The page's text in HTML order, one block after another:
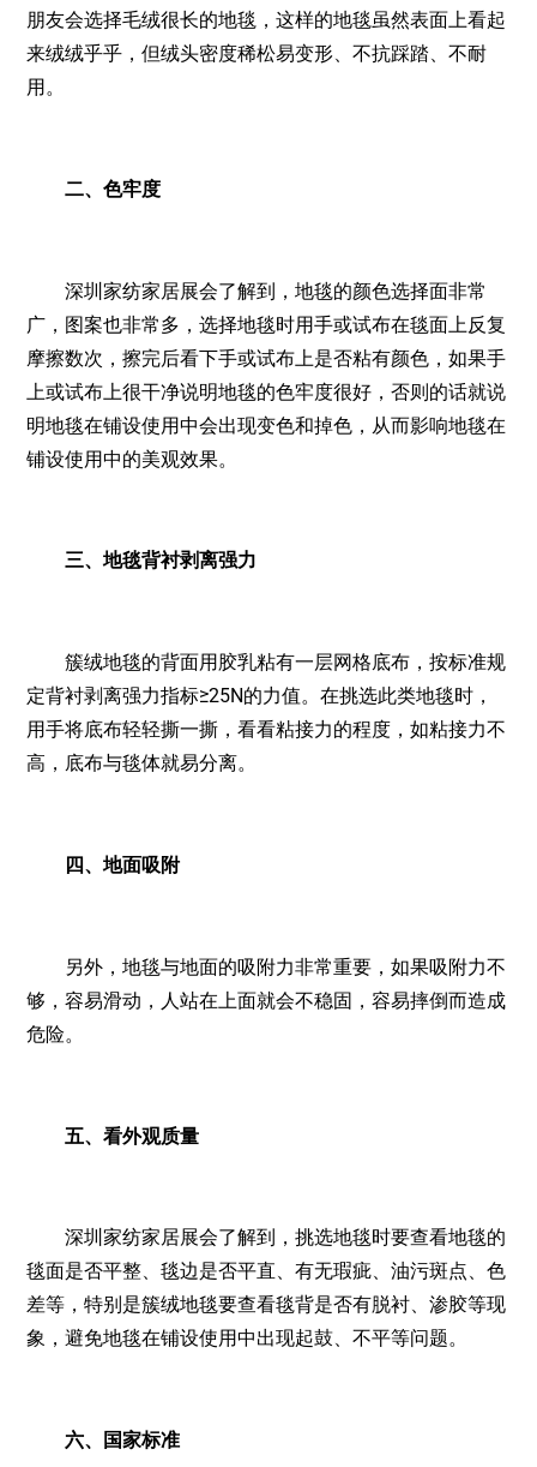
朋友会选择毛绒很长的地毯，这样的地毯虽然表面上看起
来绒绒乎乎，但绒头密度稀松易变形、不抗踩踏、不耐
用。
二、色牢度
深圳家纺家居展会了解到，地毯的颜色选择面非常
广，图案也非常多，选择地毯时用手或试布在毯面上反复
摩擦数次，擦完后看下手或试布上是否粘有颜色，如果手
上或试布上很干净说明地毯的色牢度很好，否则的话就说
明地毯在铺设使用中会出现变色和掉色，从而影响地毯在
铺设使用中的美观效果。
三、地毯背衬剥离强力
簇绒地毯的背面用胶乳粘有一层网格底布，按标准规
定背衬剥离强力指标≥25N的力值。在挑选此类地毯时，
用手将底布轻轻撕一撕，看看粘接力的程度，如粘接力不
高，底布与毯体就易分离。
四、地面吸附
另外，地毯与地面的吸附力非常重要，如果吸附力不
够，容易滑动，人站在上面就会不稳固，容易摔倒而造成
危险。
五、看外观质量
深圳家纺家居展会了解到，挑选地毯时要查看地毯的
毯面是否平整、毯边是否平直、有无瑕疵、油污斑点、色
差等，特别是簇绒地毯要查看毯背是否有脱衬、渗胶等现
象，避免地毯在铺设使用中出现起鼓、不平等问题。
六、国家标准